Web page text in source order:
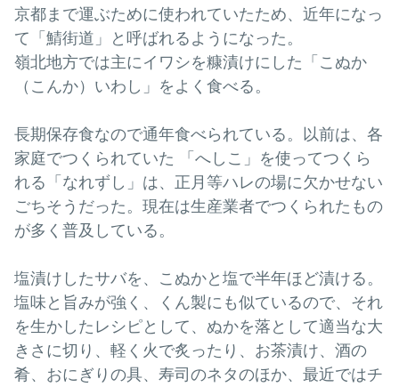
京都まで運ぶために使われていたため、近年になっ
て「鯖街道」と呼ばれるようになった。
嶺北地方では主にイワシを糠漬けにした「こぬか
（こんか）いわし」をよく食べる。
長期保存食なので通年食べられている。以前は、各
家庭でつくられていた 「へしこ」を使ってつくら
れる「なれずし」は、正月等ハレの場に欠かせない
ごちそうだった。現在は生産業者でつくられたもの
が多く普及している。
塩漬けしたサバを、こぬかと塩で半年ほど漬ける。
塩味と旨みが強く、くん製にも似ているので、それ
を生かしたレシピとして、ぬかを落として適当な大
きさに切り、軽く火で炙ったり、お茶漬け、酒の
肴、おにぎりの具、寿司のネタのほか、最近ではチ